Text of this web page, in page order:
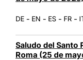
DE - EN - ES - FR -
Saludo del Santo
Roma (25 de